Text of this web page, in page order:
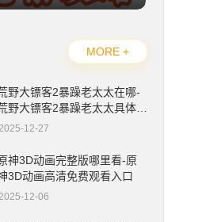
？
MORE +
野大镖客2暴躁老太太在哪-
野大镖客2暴躁老太太具体位
置详解12-27
神3D动画完整版哪里看-原
3D动画高清免费观看入口
12-06